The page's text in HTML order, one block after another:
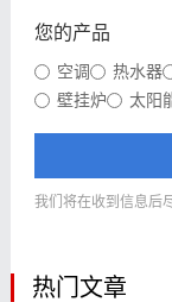
您的产品
空调 热水器
壁挂炉
太阳
我们将在收到信息后
热门文章